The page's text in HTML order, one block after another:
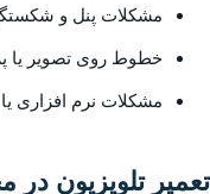
مشکلات پنل و
خطوط روی تصویر یا
مشکلات نرم افزاری
تعمیر تلویزیون